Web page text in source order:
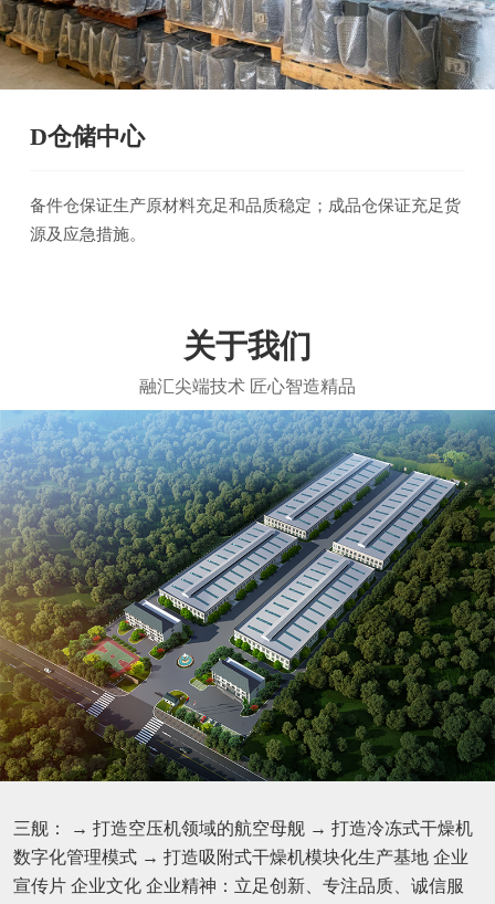
D仓储中心
备件仓保证生产原材料充足和品质稳定；成品仓保证充足货
源及应急措施。
关于我们
三舰： → 打造空压机领域的航空母舰 → 打造冷冻式干燥机
数字化管理模式 → 打造吸附式干燥机模块化生产基地 企业
宣传片 企业文化 企业精神：立足创新、专注品质、诚信服